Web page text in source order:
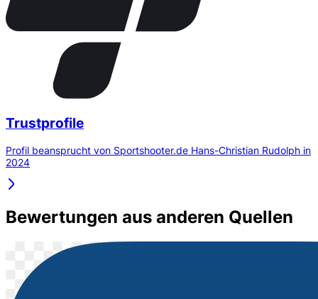
Trustprofile
Profil beansprucht von Sportshooter.de Hans-Christian Rudolph in
2024
Bewertungen aus anderen Quellen